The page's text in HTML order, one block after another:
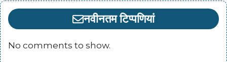
नवीनतम टिप्पणियां
No comments to show.